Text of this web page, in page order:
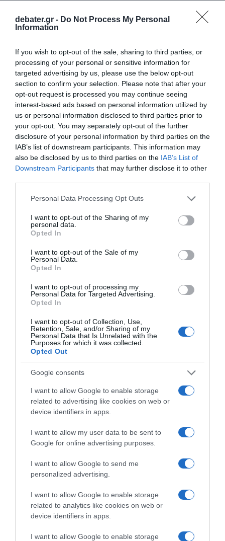
debater.gr - Do Not Process My Personal
Information
If you wish to opt-out of the sale, sharing to third parties, or
processing of your personal or sensitive information for
targeted advertising by us, please use the below opt-out
section to confirm your selection. Please note that after your
opt-out request is processed you may continue seeing
interest-based ads based on personal information utilized by
us or personal information disclosed to third parties prior to
your opt-out. You may separately opt-out of the further
disclosure of your personal information by third parties on the
IAB’s list of downstream participants. This information may
also be disclosed by us to third parties on the IAB’s List of
Downstream Participants that may further disclose it to other
Please note that this website/app uses one or more Google
not limited to your visit or usage behaviour. You may click to
grant or deny consent to Google and its third-party tags to
use your data for below specified purposes in below Google
consent section.
Personal Data Processing Opt Outs
I want to opt-out of the Sharing of my
personal data.
Opted In
I want to opt-out of the Sale of my
Personal Data.
Opted In
I want to opt-out of processing my
Personal Data for Targeted Advertising.
Opted In
I want to opt-out of Collection, Use,
Retention, Sale, and/or Sharing of my
Personal Data that Is Unrelated with the
Purposes for which it was collected.
Opted Out
Google consents
I want to allow Google to enable storage
related to advertising like cookies on web or
device identifiers in apps.
I want to allow my user data to be sent to
Google for online advertising purposes.
I want to allow Google to send me
personalized advertising.
I want to allow Google to enable storage
related to analytics like cookies on web or
device identifiers in apps.
I want to allow Google to enable storage
Ακολούθησε το debater.gr στο
Google News
Share Tweet
ΙΩΑΝΝΑ ΤΟΥΝΗ
ΔΙΑΦΗΜΙΣΗ
ΣΧΟΛΙΑ